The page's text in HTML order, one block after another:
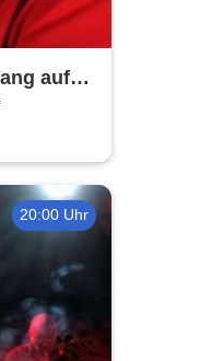
auf
20:00 Uhr